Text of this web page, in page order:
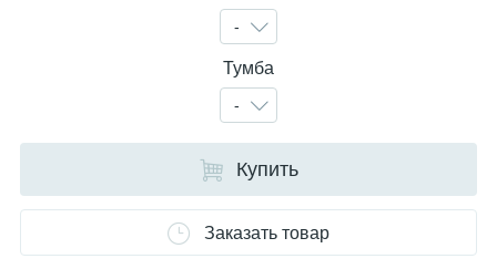
-
Тумба
-
Купить
Заказать товар